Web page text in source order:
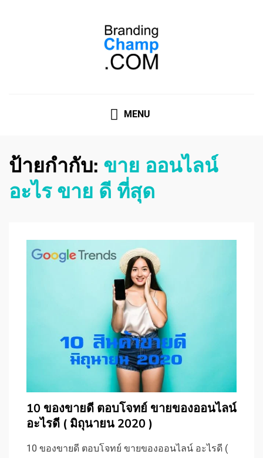
MENU
ป้ายกำกับ: ขาย ออนไลน์
อะไร ขาย ดี ที่สุด
10 ของขายดี ตอบโจทย์ ขายของออนไลน์
อะไรดี ( มิถุนายน 2020 )
10 ของขายดี ตอบโจทย์ ขายของออนไลน์ อะไรดี (